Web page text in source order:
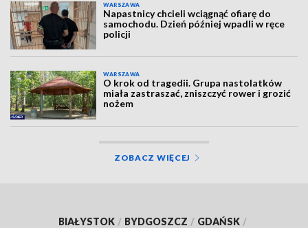
WARSZAWA
Napastnicy chcieli wciągnąć ofiarę do
samochodu. Dzień później wpadli w ręce
policji
WARSZAWA
O krok od tragedii. Grupa nastolatków
miała zastraszać, zniszczyć rower i grozić
nożem
ZOBACZ WIĘCEJ
BIAŁYSTOK / BYDGOSZCZ / GDAŃSK /